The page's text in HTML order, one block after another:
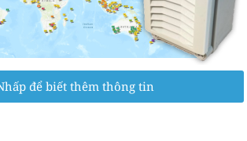
để biết thêm thông tin